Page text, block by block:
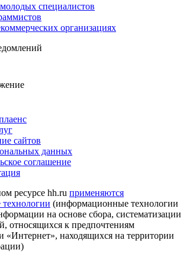
специалистов
организациях
сайтов
данных
соглашение
ресурсе hh.ru применяются
технологии (информационные технологии
на основе сбора, систематизации
относящихся к предпочтениям
«Интернет», находящихся на территории